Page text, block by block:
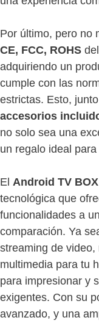
Por último, pero no
CE, FCC, ROHS
adquiriendo un
cumple con las
estrictas. Esto,
accesorios
no solo sea una
un regalo ideal
El Android TV
tecnológica que
funcionalidades a
comparación. Ya
streaming de
multimedia para tu
para impresionar y
exigentes. Con su
avanzado, y una